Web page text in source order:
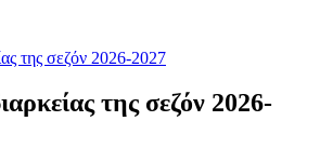
της σεζόν 2026-